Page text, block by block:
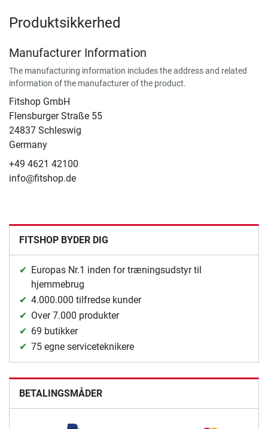
Produktsikkerhed
Manufacturer Information
The manufacturing information includes the address and related
information of the manufacturer of the product.
Fitshop GmbH
Flensburger Straße 55
24837 Schleswig
Germany
+49 4621 42100
info@fitshop.de
FITSHOP BYDER DIG
Europas Nr.1 inden for træningsudstyr til
hjemmebrug
4.000.000 tilfredse kunder
Over 7.000 produkter
69 butikker
75 egne serviceteknikere
BETALINGSMÅDER